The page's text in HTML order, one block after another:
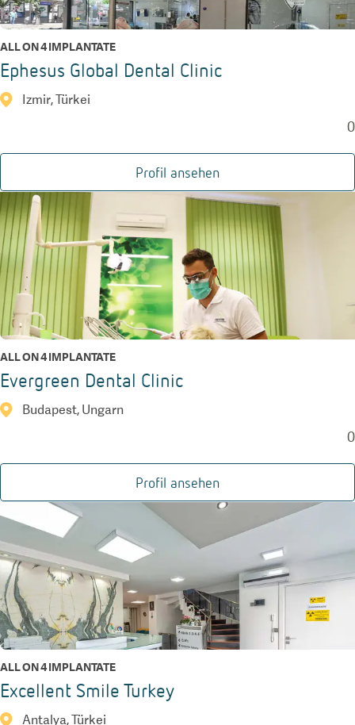
ALL ON 4 IMPLANTATE
Ephesus Global Dental Clinic
Izmir, Türkei
0
Profil ansehen
ALL ON 4 IMPLANTATE
Evergreen Dental Clinic
Budapest, Ungarn
0
Profil ansehen
ALL ON 4 IMPLANTATE
Excellent Smile Turkey
Antalya, Türkei